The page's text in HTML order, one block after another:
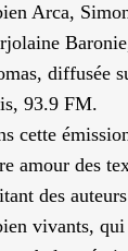
Arca,
diffusée
93.9 FM.
cette
amour des
des
vivants,